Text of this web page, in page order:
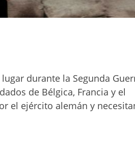
durante la Segunda
de Bélgica, Francia y el
el ejército alemán y